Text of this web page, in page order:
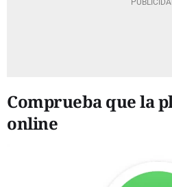
Comprueba que la
online